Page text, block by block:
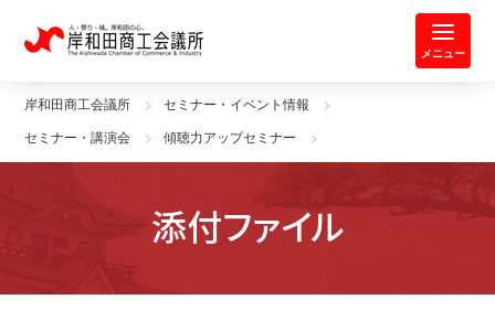
岸和田商工会議所 | 人・祭り・城。
メニュー
岸和田商工会議所 セミナー・イベント情報
セミナー・講演会 傾聴力アップセミナー
添付ファイル